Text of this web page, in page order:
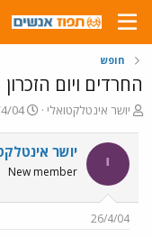
חופש
החרדים ויום הזכרון
פ
ח
ה
ו
ש
יושר אינטלקטואלי
פ
ס
ם
ת
04
י יושר
New member
26/4/04